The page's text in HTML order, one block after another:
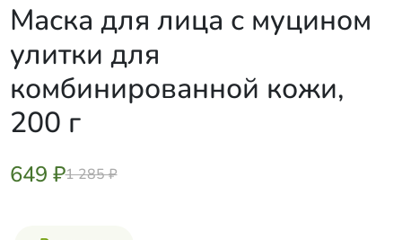
Маска для лица с муцином
улитки для
комбинированной кожи,
200 г
649 ₽1 285 ₽